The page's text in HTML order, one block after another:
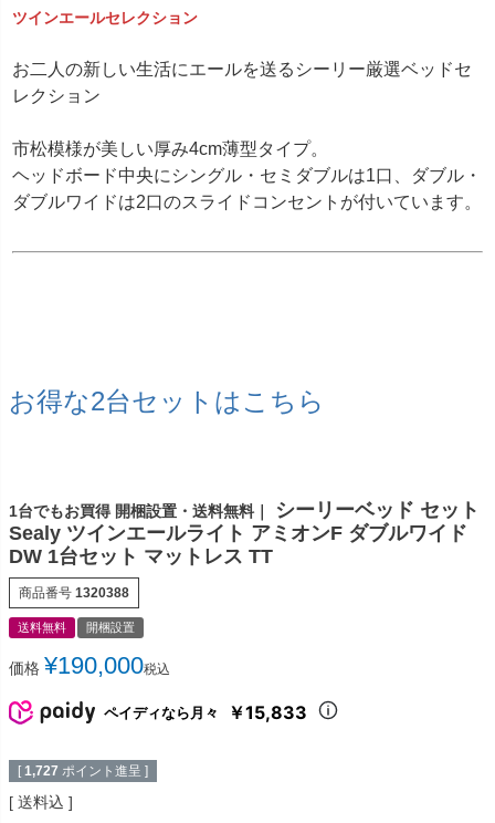
ツインエールセレクション
お二人の新しい生活にエールを送るシーリー厳選ベッドセ
レクション
市松模様が美しい厚み4cm薄型タイプ。
ヘッドボード中央にシングル・セミダブルは1口、ダブル・
ダブルワイドは2口のスライドコンセントが付いています。
お得な2台セットはこちら
1台でもお買得 開梱設置・送料無料｜
シーリーベッド セット
Sealy ツインエールライト アミオンF ダブルワイド
DW 1台セット マットレス TT
商品番号 1320388
送料無料 開梱設置
価格 ¥190,000税込
ペイディなら月々 ￥15,833
[ 1,727 ポイント進呈 ]
送料込